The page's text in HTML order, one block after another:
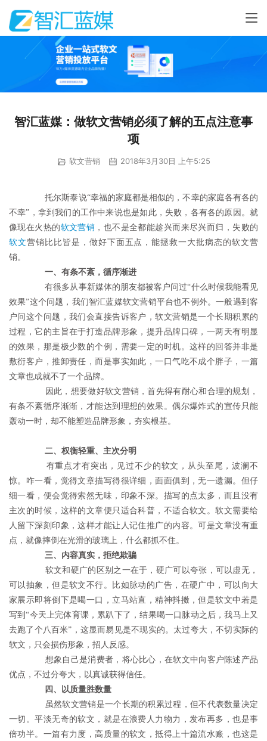
智汇蓝媒：做软文营销必须了解的五点注意事
项
软文营销 2018年3月30日 上午5:25
不幸”，拿到我们的工作中来说也是如此，失败，各有各的原因。就
像现在火热的软文营销 ，也不是全都能趁兴而来尽兴而归，失败的
软文营销比比皆是，做好下面五点，能拯救一大批病态的软文营
销。
一、有条不紊，循序渐进
效果”这个问题，我们智汇蓝媒软文营销平台也不例外。一般遇到客
户问这个问题，我们会直接告诉客户，软文营销是一个长期积累的
过程，它的主旨在于打造品牌形象，提升品牌口碑，一两天有明显
的效果，那是极少数的个例，需要一定的时机。这样的回答并非是
敷衍客户，推卸责任，而是事实如此，一口气吃不成个胖子，一篇
文章也成就不了一个品牌。
有条不紊循序渐渐，才能达到理想的效果。偶尔爆炸式的宣传只能
轰动一时，却不能塑造品牌形象，夯实根基。
二、权衡轻重、主次分明
惊。咋一看，觉得文章描写得很详细，面面俱到，无一遗漏。但仔
细一看，便会觉得索然无味，印象不深。描写的点太多，而且没有
主次的时候，这样的文章便只适合科普，不适合软文。软文需要给
人留下深刻印象，这样才能让人记住推广的内容。可是文章没有重
点，就像摔倒在光滑的玻璃上，什么都抓不住。
三、内容真实，拒绝欺骗
可以抽象，但是软文不行。比如脉动的广告，在硬广中，可以向大
家展示即将倒下是喝一口，立马站直，精神抖擞，但是软文中若是
写到“今天上完体育课，累趴下了，结果喝一口脉动之后，我马上又
去跑了个八百米”，这显而易见是不现实的。太过夸大，不切实际的
软文，只会损伤形象，招人反感。
优点，不过分夸大，以真诚获得信任。
四、以质量胜数量
一切。平淡无奇的软文，就是在浪费人力物力，发布再多，也是事
倍功半。一篇有力度，高质量的软文，抵得上十篇流水账，也这是